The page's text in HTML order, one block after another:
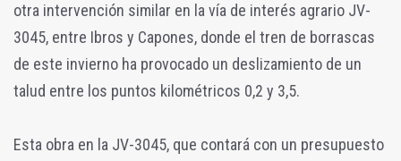
otra intervención similar en la vía de interés agrario JV-
3045, entre Ibros y Capones, donde el tren de borrascas
de este invierno ha provocado un deslizamiento de un
talud entre los puntos kilométricos 0,2 y 3,5.
Esta obra en la JV-3045, que contará con un presupuesto